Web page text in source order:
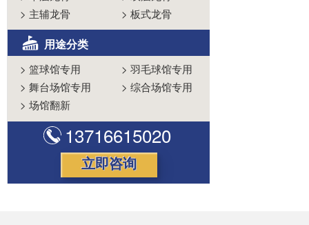
> 主辅龙骨 > 板式龙骨
用途分类
> 篮球馆专用 > 羽毛球馆专用
> 舞台场馆专用 > 综合场馆专用
> 场馆翻新
13716615020
立即咨询